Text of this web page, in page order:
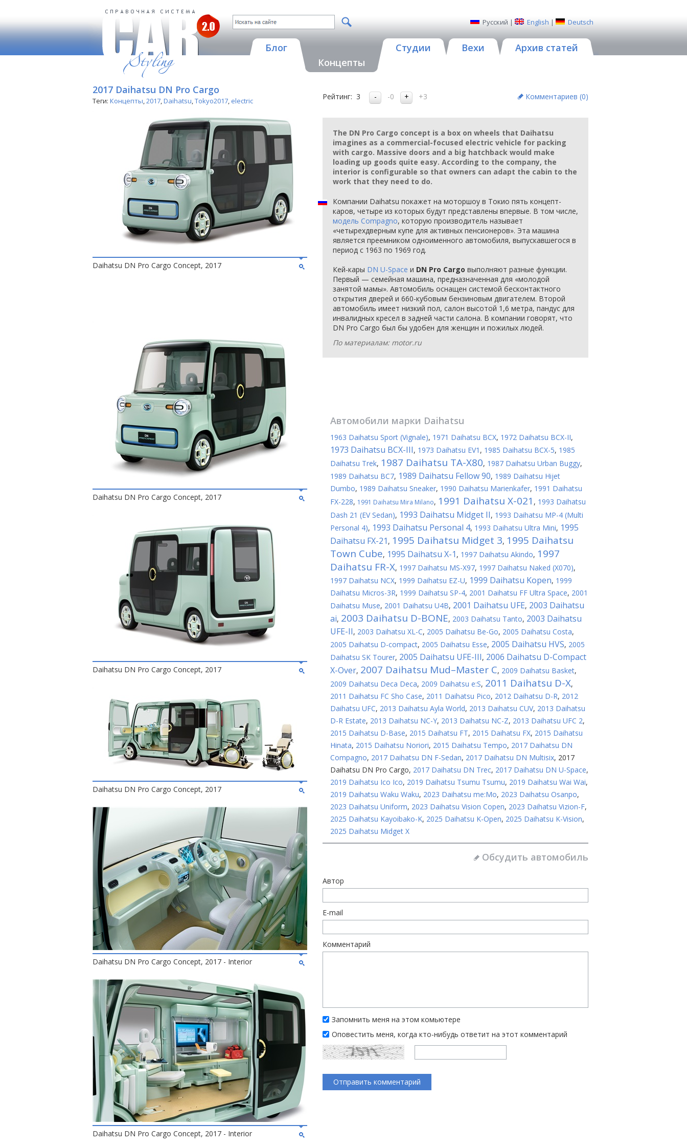
Русский | English | Deutsch
Блог
Концепты
Студии Вехи Архив статей
2017 Daihatsu DN Pro Cargo
Теги: Концепты,2017,Daihatsu,Tokyo2017, electric
Daihatsu DN Pro Cargo Concept, 2017
Daihatsu DN Pro Cargo Concept, 2017
Daihatsu DN Pro Cargo Concept, 2017
Daihatsu DN Pro Cargo Concept, 2017
Daihatsu DN Pro Cargo Concept, 2017 - Interior
Daihatsu DN Pro Cargo Concept, 2017 - Interior
Рейтинг: 3 -0 +3 Комментариев (0)
The DN Pro Cargo concept is a box on wheels that Daihatsu
imagines as a commercial-focused electric vehicle for packing
with cargo. Massive doors and a big hatchback would make
loading up goods quite easy. According to the company, the
interior is configurable so that owners can adapt the cabin to the
work that they need to do.
Компании Daihatsu покажет на моторшоу в Токио пять концепт-
каров, четыре из которых будут представлены впервые. В том числе,
модель Compagno, которую производитель называет
«четырехдверным купе для активных пенсионеров». Эта машина
является преемником одноименного автомобиля, выпускавшегося в
период с 1963 по 1969 год.
Кей-кары DN U-Space и DN Pro Cargo выполняют разные функции.
Первый — семейная машина, предназначенная для «молодой
занятой мамы». Автомобиль оснащен системой бесконтактного
открытия дверей и 660-кубовым бензиновым двигателем. Второй
автомобиль имеет низкий пол, салон высотой 1,6 метра, пандус для
инвалидных кресел в задней части салона. В компании говорят, что
DN Pro Cargo был бы удобен для женщин и пожилых людей.
По материалам: motor.ru
Автомобили марки Daihatsu
1963 Daihatsu Sport (Vignale), 1971 Daihatsu BCX, 1972 Daihatsu BCX-II,
1973 Daihatsu BCX-III, 1973 Daihatsu EV1 , 1985 Daihatsu BCX-5, 1985
Daihatsu Trek, 1987 Daihatsu TA-X80, 1987 Daihatsu Urban Buggy,
1989 Daihatsu BC7, 1989 Daihatsu Fellow 90, 1989 Daihatsu Hijet
Dumbo, 1989 Daihatsu Sneaker, 1990 Daihatsu Marienkafer, 1991 Daihatsu
FX-228, 1991 Daihatsu Mira Milano, 1991 Daihatsu X-021 , 1993 Daihatsu
Dash 21 (EV Sedan), 1993 Daihatsu Midget II, 1993 Daihatsu MP-4 (Multi
Personal 4), 1993 Daihatsu Personal 4, 1993 Daihatsu Ultra Mini, 1995
Daihatsu FX-21 , 1995 Daihatsu Midget 3, 1995 Daihatsu
Town Cube, 1995 Daihatsu X-1 , 1997 Daihatsu Akindo, 1997
Daihatsu FR-X, 1997 Daihatsu MS-X97, 1997 Daihatsu Naked (X070),
1997 Daihatsu NCX, 1999 Daihatsu EZ-U, 1999 Daihatsu Kopen, 1999
Daihatsu Micros-3R, 1999 Daihatsu SP-4, 2001 Daihatsu FF Ultra Space, 2001
Daihatsu Muse, 2001 Daihatsu U4B, 2001 Daihatsu UFE, 2003 Daihatsu
ai, 2003 Daihatsu D-BONE, 2003 Daihatsu Tanto, 2003 Daihatsu
UFE-II, 2003 Daihatsu XL-C, 2005 Daihatsu Be-Go, 2005 Daihatsu Costa,
2005 Daihatsu D-compact, 2005 Daihatsu Esse, 2005 Daihatsu HVS, 2005
Daihatsu SK Tourer, 2005 Daihatsu UFE-III, 2006 Daihatsu D-Compact
X-Over, 2007 Daihatsu Mud–Master C, 2009 Daihatsu Basket,
2009 Daihatsu Deca Deca, 2009 Daihatsu e:S, 2011 Daihatsu D-X,
2011 Daihatsu FC Sho Case, 2011 Daihatsu Pico, 2012 Daihatsu D-R, 2012
Daihatsu UFC, 2013 Daihatsu Ayla World, 2013 Daihatsu CUV, 2013 Daihatsu
D-R Estate, 2013 Daihatsu NC-Y, 2013 Daihatsu NC-Z, 2013 Daihatsu UFC 2,
2015 Daihatsu D-Base, 2015 Daihatsu FT, 2015 Daihatsu FX, 2015 Daihatsu
Hinata, 2015 Daihatsu Noriori, 2015 Daihatsu Tempo, 2017 Daihatsu DN
Compagno, 2017 Daihatsu DN F-Sedan, 2017 Daihatsu DN Multisix, 2017
Daihatsu DN Pro Cargo, 2017 Daihatsu DN Trec, 2017 Daihatsu DN U-Space,
2019 Daihatsu Ico Ico, 2019 Daihatsu Tsumu Tsumu, 2019 Daihatsu Wai Wai,
2019 Daihatsu Waku Waku, 2023 Daihatsu me:Mo, 2023 Daihatsu Osanpo,
2023 Daihatsu Uniform, 2023 Daihatsu Vision Copen, 2023 Daihatsu Vizion-F,
2025 Daihatsu Kayoibako-K, 2025 Daihatsu K-Open, 2025 Daihatsu K-Vision,
2025 Daihatsu Midget X
Обсудить автомобиль
Автор
E-mail
Комментарий
Запомнить меня на этом комьютере
Оповестить меня, когда кто-нибудь ответит на этот комментарий